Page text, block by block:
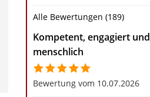
Alle Bewertungen (189)
Kompetent, engagiert und
menschlich
Bewertung vom 10.07.2026